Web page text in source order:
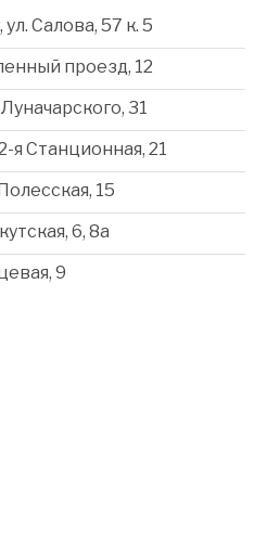
Салова, 57 к. 5
проезд, 12
31
я Станционная, 21
15
6, 8a
9